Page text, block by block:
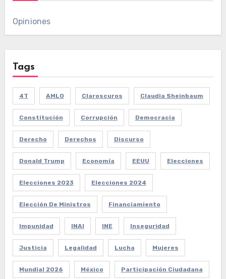
Opiniones
Tags
4T AMLO Claroscuros Claudia Sheinbaum
Constitución Corrupción Democracia
Derecho Derechos Discurso
Donald Trump Economía EEUU Elecciones
Elecciones 2023 Elecciones 2024
Elección De Ministros Financiamiento
Impunidad INAI INE Inseguridad
Justicia Legalidad Lucha Mujeres
Mundial 2026 México Participación Ciudadana